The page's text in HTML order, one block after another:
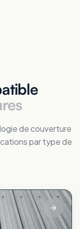
de couverture
par type de